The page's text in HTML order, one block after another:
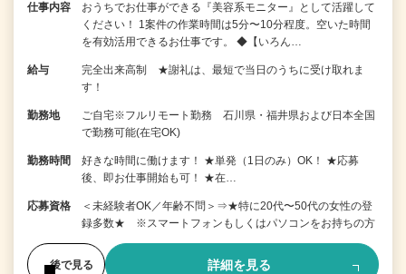
仕事内容
おうちでお仕事ができる『美容系モニター』として活躍して
ください！ 1案件の作業時間は5分〜10分程度。空いた時間
を有効活用できるお仕事です。 ◆【いろん…
給与
完全出来高制 ★謝礼は、最短で当日のうちに受け取れま
す！
勤務地
ご自宅※フルリモート勤務 石川県・福井県および日本全国
で勤務可能(在宅OK)
勤務時間
好きな時間に働けます！ ★単発（1日のみ）OK！ ★応募
後、即お仕事開始も可！ ★在…
応募資格
＜未経験者OK／年齢不問＞⇒★特に20代〜50代の女性の登
録多数★ ※スマートフォンもしくはパソコンをお持ちの方
後で見る 詳細を見る